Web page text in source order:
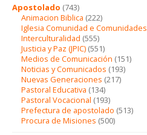
Apostolado (743)
Animacion Biblica (222)
Iglesia Comunidad e Comunidades
Interculturalidad (555)
Justicia y Paz (JPIC) (551)
Medios de Comunicación (151)
Noticias y Comunicados (193)
Nuevas Generaciones (217)
Pastoral Educativa (134)
Pastoral Vocacional (193)
Prefectura de apostolado (513)
Procura de Misiones (500)